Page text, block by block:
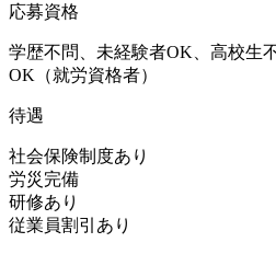
応募資格
学歴不問、未経験者OK、高校生
OK（就労資格者）
待遇
社会保険制度あり
労災完備
研修あり
従業員割引あり